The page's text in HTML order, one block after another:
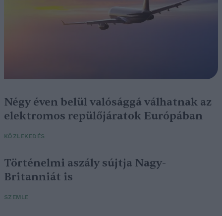
Négy éven belül valósággá válhatnak az
elektromos repülőjáratok Európában
KÖZLEKEDÉS
Történelmi aszály sújtja Nagy-
Britanniát is
SZEMLE